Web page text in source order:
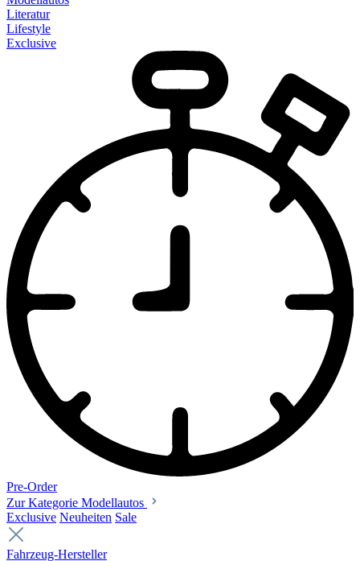
Literatur
Lifestyle
Exclusive
Pre-Order
Zur Kategorie Modellautos
Exclusive Neuheiten Sale
Fahrzeug-Hersteller